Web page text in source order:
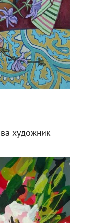
художник